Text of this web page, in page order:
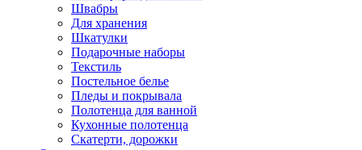
Швабры
Для хранения
Шкатулки
Подарочные наборы
Текстиль
Постельное белье
Пледы и покрывала
Полотенца для ванной
Кухонные полотенца
Скатерти, дорожки